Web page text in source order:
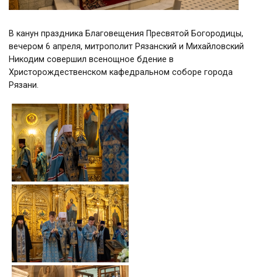
В канун праздника Благовещения Пресвятой Богородицы,
вечером 6 апреля, митрополит Рязанский и Михайловский
Никодим совершил всенощное бдение в
Христорождественском кафедральном соборе города
Рязани.